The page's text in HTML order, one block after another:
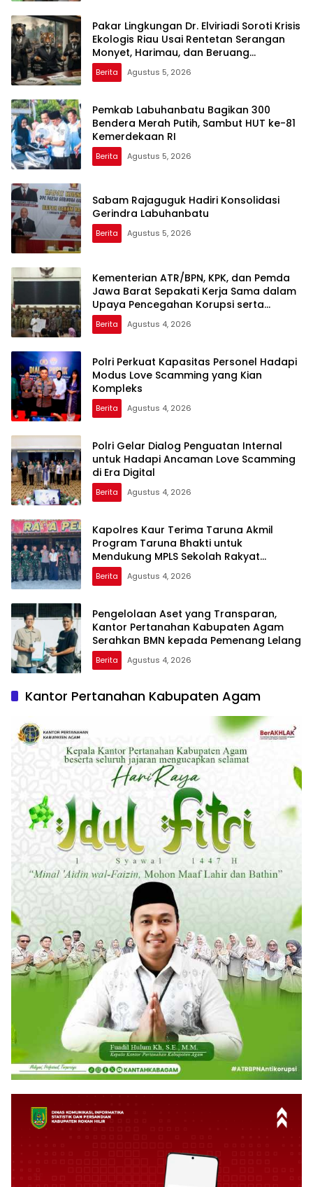
Pakar Lingkungan Dr. Elviriadi Soroti Krisis
Ekologis Riau Usai Rentetan Serangan
Monyet, Harimau, dan Beruang
Terhadap Warga
Berita Agustus 5, 2026
Pemkab Labuhanbatu Bagikan 300
Bendera Merah Putih, Sambut HUT ke-81
Kemerdekaan RI
Berita Agustus 5, 2026
Sabam Rajaguguk Hadiri Konsolidasi
Gerindra Labuhanbatu
Berita Agustus 5, 2026
Kementerian ATR/BPN, KPK, dan Pemda
Jawa Barat Sepakati Kerja Sama dalam
Upaya Pencegahan Korupsi serta
Penguatan Ekonomi Daerah
Berita Agustus 4, 2026
Polri Perkuat Kapasitas Personel Hadapi
Modus Love Scamming yang Kian
Kompleks
Berita Agustus 4, 2026
Polri Gelar Dialog Penguatan Internal
untuk Hadapi Ancaman Love Scamming
di Era Digital
Berita Agustus 4, 2026
Kapolres Kaur Terima Taruna Akmil
Program Taruna Bhakti untuk
Mendukung MPLS Sekolah Rakyat
Kabupaten Kaur
Berita Agustus 4, 2026
Pengelolaan Aset yang Transparan,
Kantor Pertanahan Kabupaten Agam
Serahkan BMN kepada Pemenang Lelang
Berita Agustus 4, 2026
Kantor Pertanahan Kabupaten Agam